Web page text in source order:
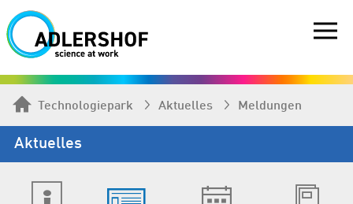
Technologiepark Aktuelles Meldungen
Aktuelles